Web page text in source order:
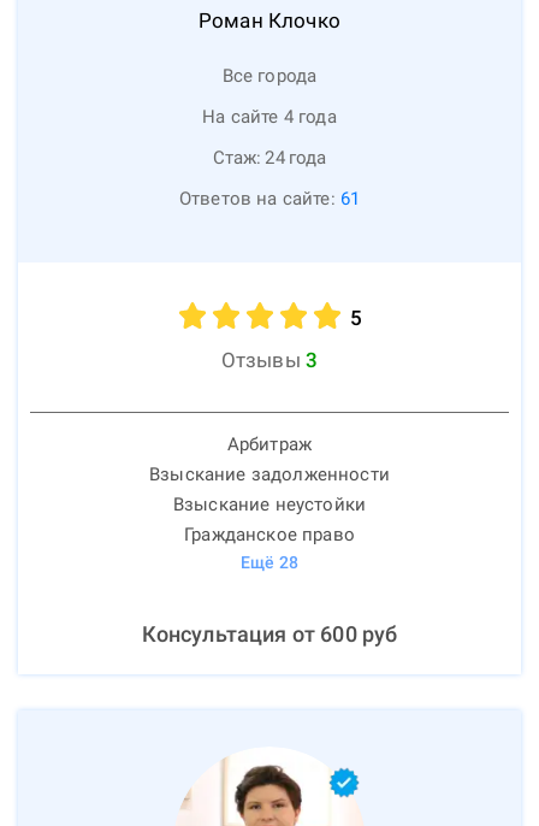
Роман Клочко
Все города
На сайте 4 года
Стаж: 24 года
Ответов на сайте: 61
5
Отзывы 3
Арбитраж
Взыскание задолженности
Взыскание неустойки
Гражданское право
Ещё 28
Консультация от 600руб